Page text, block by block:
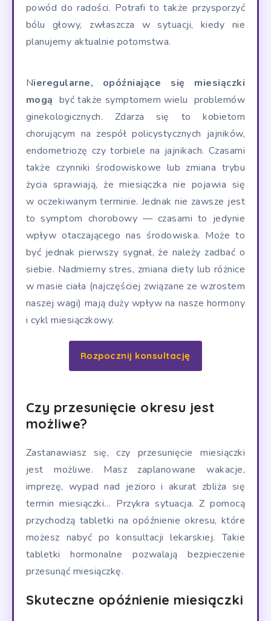
powód do radości. Potrafi to także przysporzyć
bólu głowy, zwłaszcza w sytuacji, kiedy nie
planujemy aktualnie potomstwa.
Nieregularne, opóźniające się miesiączki
mogą być także symptomem wielu problemów
ginekologicznych. Zdarza się to kobietom
chorującym na zespół policystycznych jajników,
endometriozę czy torbiele na jajnikach. Czasami
także czynniki środowiskowe lub zmiana trybu
życia sprawiają, że miesiączka nie pojawia się
w oczekiwanym terminie. Jednak nie zawsze jest
to symptom chorobowy — czasami to jedynie
wpływ otaczającego nas środowiska. Może to
być jednak pierwszy sygnał, że należy zadbać o
siebie. Nadmierny stres, zmiana diety lub różnice
w masie ciała (najczęściej związane ze wzrostem
naszej wagi) mają duży wpływ na nasze hormony
i cykl miesiączkowy.
Rozpocznij konsultację
Czy przesunięcie okresu jest
możliwe?
Zastanawiasz się, czy przesunięcie miesiączki
jest możliwe. Masz zaplanowane wakacje,
imprezę, wypad nad jezioro i akurat zbliża się
termin miesiączki… Przykra sytuacja. Z pomocą
przychodzą tabletki na opóźnienie okresu, które
możesz nabyć po konsultacji lekarskiej. Takie
tabletki hormonalne pozwalają bezpieczenie
przesunąć miesiączkę.
Skuteczne opóźnienie miesiączki